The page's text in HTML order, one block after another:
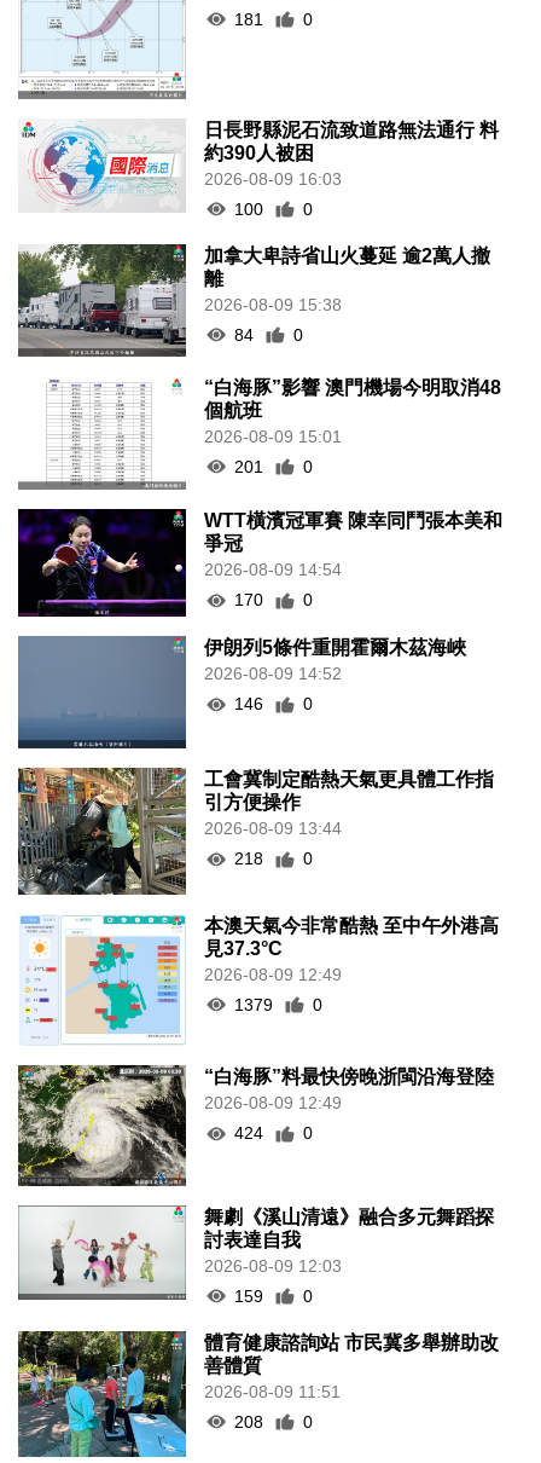
181
0
日長野縣泥石流致道路無法通行 料
約390人被困
2026-08-09 16:03
100
0
加拿大卑詩省山火蔓延 逾2萬人撤
離
2026-08-09 15:38
84
0
“白海豚”影響 澳門機場今明取消48
個航班
2026-08-09 15:01
201
0
WTT橫濱冠軍賽 陳幸同鬥張本美和
爭冠
2026-08-09 14:54
170
0
伊朗列5條件重開霍爾木茲海峽
2026-08-09 14:52
146
0
工會冀制定酷熱天氣更具體工作指
引方便操作
2026-08-09 13:44
218
0
本澳天氣今非常酷熱 至中午外港高
見37.3°C
2026-08-09 12:49
1379
0
“白海豚”料最快傍晚浙閩沿海登陸
2026-08-09 12:49
424
0
舞劇《溪山清遠》融合多元舞蹈探
討表達自我
2026-08-09 12:03
159
0
體育健康諮詢站 市民冀多舉辦助改
善體質
2026-08-09 11:51
208
0